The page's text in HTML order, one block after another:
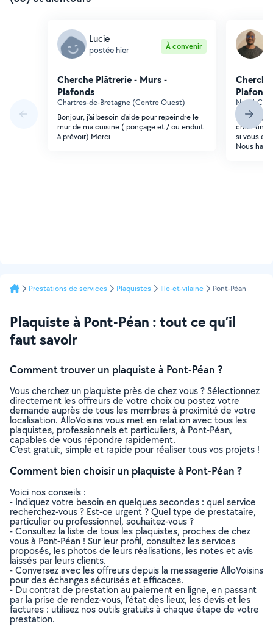
Lucie
postée hier À convenir
Cherche Plâtrerie - Murs -
Plafonds
Chartres-de-Bretagne (Centre Ouest)
Bonjour, j'ai besoin d'aide pour repeindre le
mur de ma cuisine ( ponçage et / ou enduit
à prévoir) Merci
Plafonds
Noyal-
Bonjour,
créer une
si vous
Nous
Prestations de services Plaquistes Ille-et-vilaine Pont-Péan
Plaquiste à Pont-Péan : tout ce qu’il
faut savoir
Comment trouver un plaquiste à Pont-Péan ?
Vous cherchez un plaquiste près de chez vous ? Sélectionnez
directement les offreurs de votre choix ou postez votre
demande auprès de tous les membres à proximité de votre
localisation. AlloVoisins vous met en relation avec tous les
plaquistes, professionnels et particuliers, à Pont-Péan,
capables de vous répondre rapidement.
C’est gratuit, simple et rapide pour réaliser tous vos projets !
Comment bien choisir un plaquiste à Pont-Péan ?
Voici nos conseils :
- Indiquez votre besoin en quelques secondes : quel service
recherchez-vous ? Est-ce urgent ? Quel type de prestataire,
particulier ou professionnel, souhaitez-vous ?
- Consultez la liste de tous les plaquistes, proches de chez
vous à Pont-Péan ! Sur leur profil, consultez les services
proposés, les photos de leurs réalisations, les notes et avis
laissés par leurs clients.
- Conversez avec les offreurs depuis la messagerie AlloVoisins
pour des échanges sécurisés et efficaces.
- Du contrat de prestation au paiement en ligne, en passant
par la prise de rendez-vous, l’état des lieux, les devis et les
factures : utilisez nos outils gratuits à chaque étape de votre
prestation.